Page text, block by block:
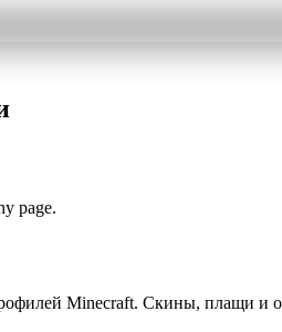
page.
Minecraft. Скины, плащи и